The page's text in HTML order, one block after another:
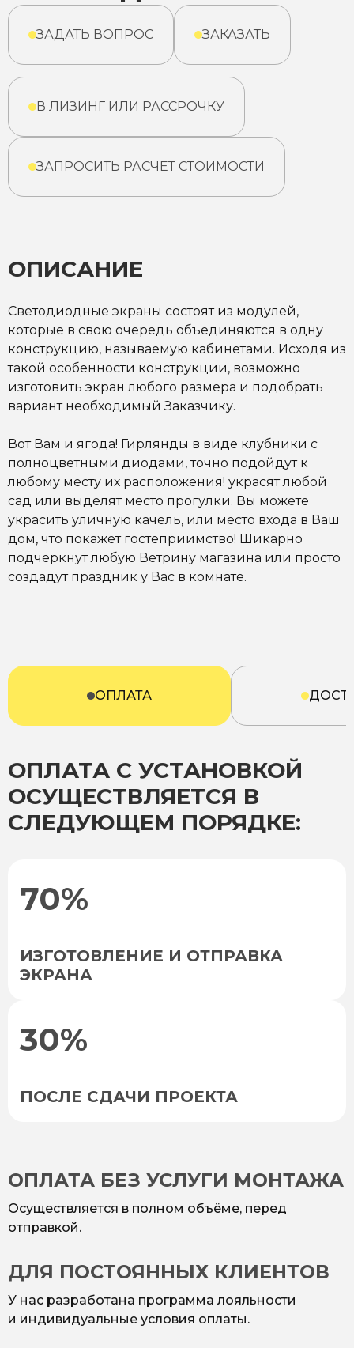
ЗАДАТЬ ВОПРОС ЗАКАЗАТЬ
В ЛИЗИНГ ИЛИ РАССРОЧКУ
ЗАПРОСИТЬ РАСЧЕТ СТОИМОСТИ
ОПИСАНИЕ
Светодиодные экраны состоят из модулей,
которые в свою очередь объединяются в одну
конструкцию, называемую кабинетами. Исходя из
такой особенности конструкции, возможно
изготовить экран любого размера и подобрать
вариант необходимый Заказчику.
Вот Вам и ягода! Гирлянды в виде клубники с
полноцветными диодами, точно подойдут к
любому месту их расположения! украсят любой
сад или выделят место прогулки. Вы можете
украсить уличную качель, или место входа в Ваш
дом, что покажет гостеприимство! Шикарно
подчеркнут любую Ветрину магазина или просто
создадут праздник у Вас в комнате.
ОПЛАТА
ОПЛАТА С УСТАНОВКОЙ
ОСУЩЕСТВЛЯЕТСЯ В
СЛЕДУЮЩЕМ ПОРЯДКЕ:
70%
ИЗГОТОВЛЕНИЕ И ОТПРАВКА
ЭКРАНА
30%
ПОСЛЕ СДАЧИ ПРОЕКТА
ОПЛАТА БЕЗ УСЛУГИ МОНТАЖА
Осуществляется в полном объёме, перед
отправкой.
ДЛЯ ПОСТОЯННЫХ КЛИЕНТОВ
У нас разработана программа лояльности
и индивидуальные условия оплаты.